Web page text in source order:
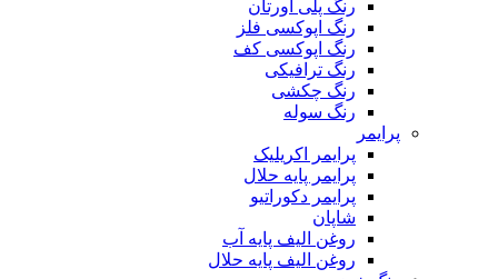
رنگ پلی اورتان
رنگ اپوکسی فلز
رنگ اپوکسی کف
رنگ ترافیکی
رنگ چکشی
رنگ سوله
پرایمر
پرایمر اکریلیک
پرایمر پایه حلال
پرایمر دکوراتیو
شاپان
روغن الیف پایه آب
روغن الیف پایه حلال